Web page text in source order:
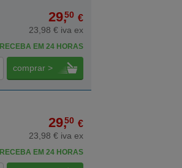
29,50 €
23,98 € iva ex
RECEBA EM 24 HORAS
comprar >
29,50 €
23,98 € iva ex
RECEBA EM 24 HORAS